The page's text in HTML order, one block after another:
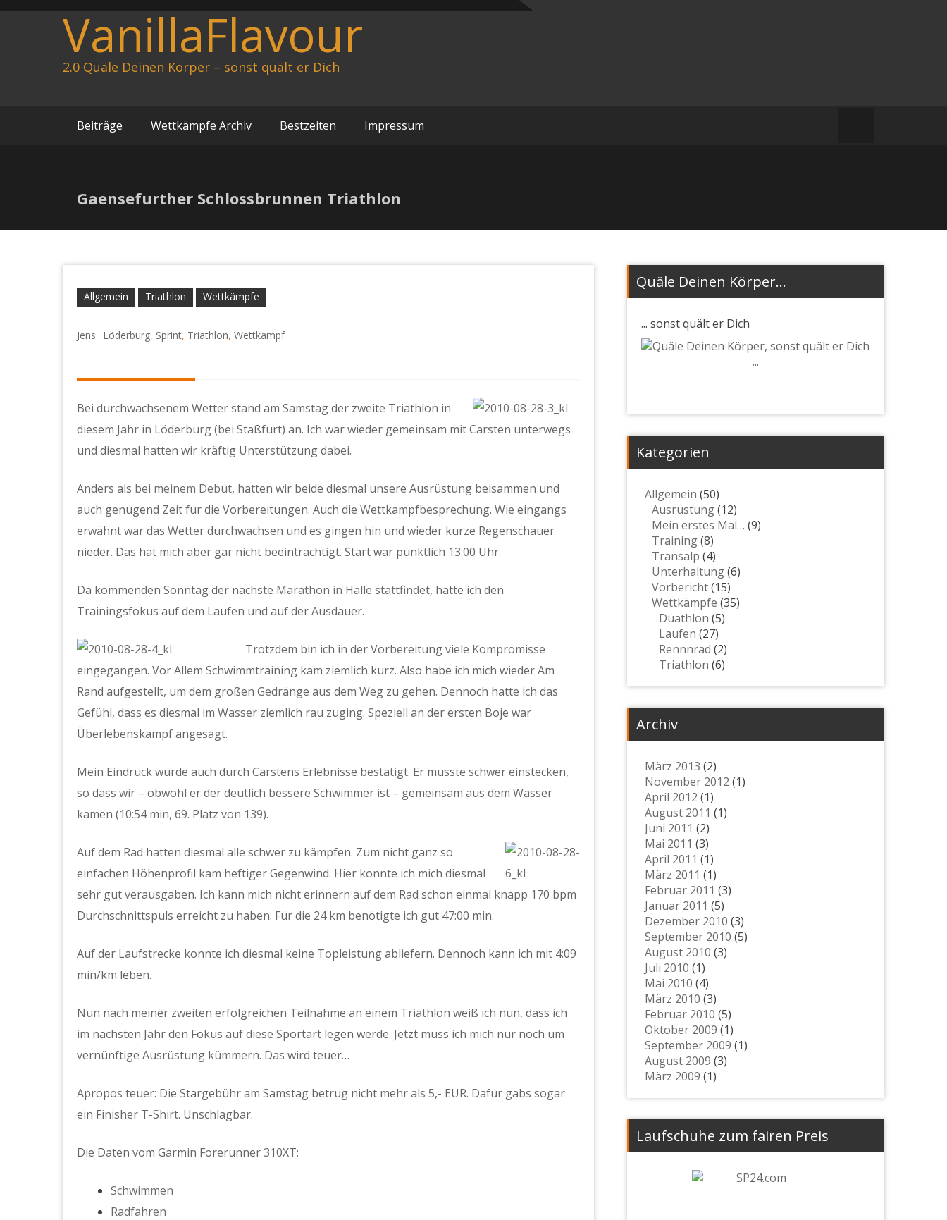
VanillaFlavour
2.0 Quäle Deinen Körper – sonst quält er Dich
Beiträge Wettkämpfe Archiv Bestzeiten Impressum
Gaensefurther Schlossbrunnen Triathlon
Allgemein Triathlon Wettkämpfe
Jens Löderburg, Sprint, Triathlon, Wettkampf
Bei durchwachsenem Wetter stand am Samstag der zweite Triathlon in
diesem Jahr in Löderburg(bei Staßfurt) an. Ich war wieder gemeinsam mit Carsten unterwegs
und diesmal hatten wir kräftig Unterstützung dabei.
Anders als bei meinem Debüt, hatten wir beide diesmal unsere Ausrüstung beisammen und
auch genügend Zeit für die Vorbereitungen. Auch die Wettkampfbesprechung. Wie eingangs
erwähnt war das Wetter durchwachsen und es gingen hin und wieder kurze Regenschauer
nieder. Das hat mich aber gar nicht beeinträchtigt. Start war pünktlich 13:00 Uhr.
Da kommenden Sonntag der nächste Marathon in Halle stattfindet, hatte ich den
Trainingsfokus auf dem Laufen und auf der Ausdauer.
Trotzdem bin ich in der Vorbereitung viele Kompromisse
eingegangen. Vor Allem Schwimmtraining kam ziemlich kurz. Also habe ich mich wieder Am
Rand aufgestellt, um dem großen Gedränge aus dem Weg zu gehen. Dennoch hatte ich das
Gefühl, dass es diesmal im Wasser ziemlich rau zuging. Speziell an der ersten Boje war
Überlebenskampf angesagt.
Mein Eindruck wurde auch durch Carstens Erlebnisse bestätigt. Er musste schwer einstecken,
so dass wir – obwohl er der deutlich bessere Schwimmer ist – gemeinsam aus dem Wasser
kamen (10:54 min, 69. Platz von 139).
Auf dem Rad hatten diesmal alle schwer zu kämpfen. Zum nicht ganz so
einfachen Höhenprofil kam heftiger Gegenwind. Hier konnte ich mich diesmal
sehr gut verausgaben. Ich kann mich nicht erinnern auf dem Rad schon einmal knapp 170 bpm
Durchschnittspuls erreicht zu haben. Für die 24 km benötigte ich gut 47:00 min.
Auf der Laufstrecke konnte ich diesmal keine Topleistung abliefern. Dennoch kann ich mit 4:09
min/km leben.
Nun nach meiner zweiten erfolgreichen Teilnahme an einem Triathlon weiß ich nun, dass ich
im nächsten Jahr den Fokus auf diese Sportart legen werde. Jetzt muss ich mich nur noch um
vernünftige Ausrüstung kümmern. Das wird teuer…
Apropos teuer: Die Stargebühr am Samstag betrug nicht mehr als 5,- EUR. Dafür gabs sogar
ein Finisher T-Shirt. Unschlagbar.
Die Daten vom Garmin Forerunner 310XT:
Schwimmen
Radfahren
Quäle Deinen Körper…
... sonst quält er Dich
Kategorien
Allgemein (50)
Ausrüstung(12)
Mein erstes Mal… (9)
Training(8)
Transalp (4)
Unterhaltung(6)
Vorbericht(15)
Wettkämpfe (35)
Duathlon (5)
Laufen (27)
Rennnrad (2)
Triathlon (6)
Archiv
März 2013 (2)
November 2012 (1)
April 2012 (1)
August 2011 (1)
Juni 2011 (2)
Mai 2011 (3)
April 2011 (1)
März 2011 (1)
Februar 2011 (3)
Januar 2011 (5)
Dezember 2010 (3)
September 2010 (5)
August 2010 (3)
Juli 2010 (1)
Mai 2010 (4)
März 2010 (3)
Februar 2010 (5)
Oktober 2009 (1)
September 2009 (1)
August 2009 (3)
März 2009 (1)
Laufschuhe zum fairen Preis